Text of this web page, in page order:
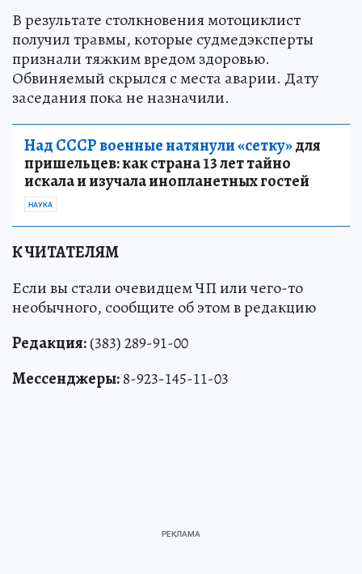
В результате столкновения мотоциклист
получил травмы, которые судмедэксперты
признали тяжким вредом здоровью.
Обвиняемый скрылся с места аварии. Дату
заседания пока не назначили.
Над СССР военные натянули «сетку»для
пришельцев: как страна 13 лет тайно
искала и изучала инопланетных гостей
НАУКА
К ЧИТАТЕЛЯМ
Если вы стали очевидцем ЧП или чего-то
необычного, сообщите об этом в редакцию
Редакция:(383) 289-91-00
Мессенджеры:8-923-145-11-03